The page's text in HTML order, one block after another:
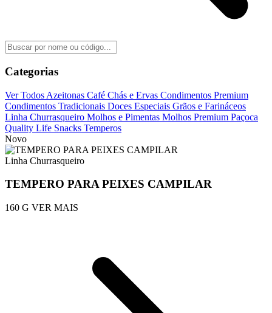
Categorias
Ver Todos Azeitonas Café Chás e Ervas Condimentos Premium
Condimentos Tradicionais Doces Especiais Grãos e Farináceos
Linha Churrasqueiro Molhos e Pimentas Molhos Premium Paçoca
Quality Life Snacks Temperos
Novo
Linha Churrasqueiro
TEMPERO PARA PEIXES CAMPILAR
160 G VER MAIS